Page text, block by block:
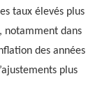
taux élevés plus
notamment dans
des années
plus